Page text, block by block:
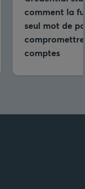
comment la
seul mot de
comptes